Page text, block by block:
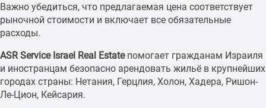
Важно убедиться, что предлагаемая цена соответствует
рыночной стоимости и включает все обязательные
расходы.
ASR Service Israel Real Estateпомогает гражданам Израиля
и иностранцам безопасно арендовать жильё в крупнейших
городах страны: Нетания, Герцлия, Холон, Хадера, Ришон-
Ле-Цион, Кейсария.